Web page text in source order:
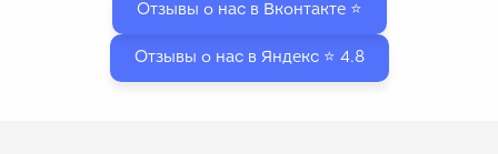
Отзывы о нас в Вконтакте ⭐
Отзывы о нас в Яндекс ⭐ 4.8